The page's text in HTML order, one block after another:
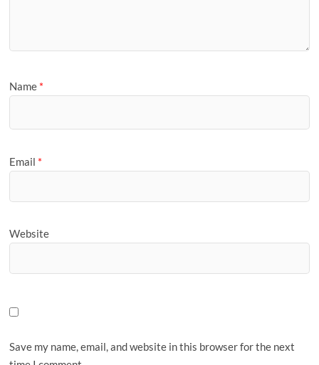
Name *
Email *
Website
Save my name, email, and website in this browser for the next